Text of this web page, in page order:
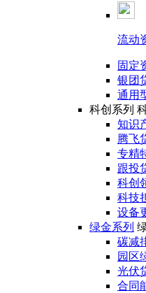
流动
固定
银团
通用
科创系列
知识
腾飞
专精
跟投
科创
科技
设备
绿金系列
碳减
园区
光伏
合同